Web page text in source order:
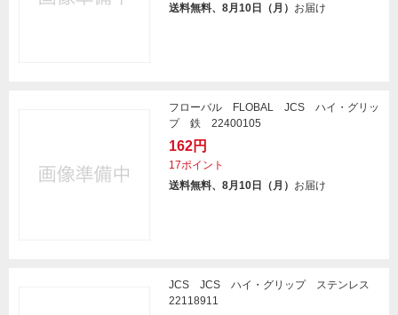
送料無料、8月10日（月） お届け
フローバル FLOBAL JCS ハイ・グリッ
プ 鉄 22400105
162円
17ポイント
送料無料、8月10日（月） お届け
JCS JCS ハイ・グリップ ステンレス
22118911